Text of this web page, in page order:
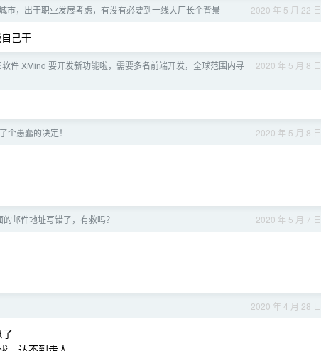
2020 年 5 月 22 日
市，出于职业发展考虑，有没有必要到一线大厂长个背景
己干
2020 年 5 月 8 日
件 XMind 要开发新功能啦，需要多名前端开发，全球范围内寻
2020 年 5 月 8 日
个愚蠢的决定！
2020 年 5 月 7 日
邮件地址写错了，有救吗？
2020 年 4 月 28 日